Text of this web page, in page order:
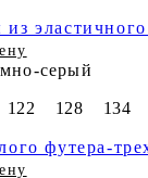
серый
122 128 134
футера-